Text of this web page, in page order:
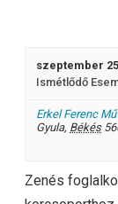
szeptember
Ismétlődő
Erkel Ferenc
Gyula, Békés
Zenés